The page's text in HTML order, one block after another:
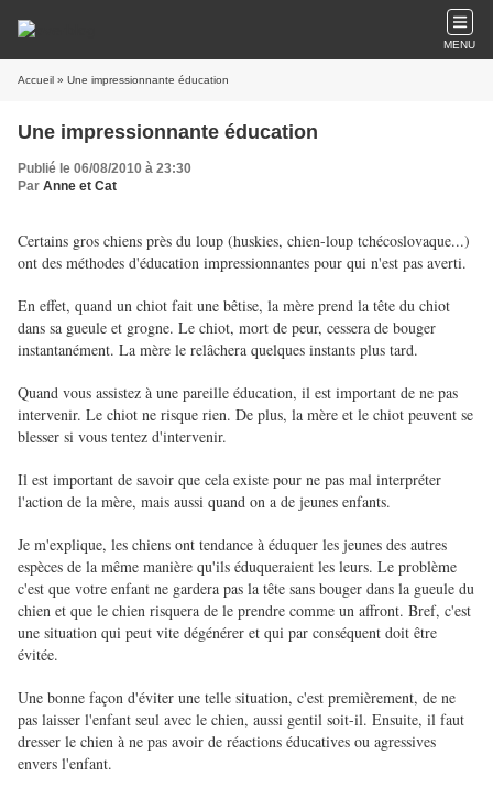
MENU
Accueil » Une impressionnante éducation
Une impressionnante éducation
Publié le 06/08/2010 à 23:30
Par Anne et Cat
Certains gros chiens près du loup (huskies, chien-loup tchécoslovaque...)
ont des méthodes d'éducation impressionnantes pour qui n'est pas averti.
En effet, quand un chiot fait une bêtise, la mère prend la tête du chiot
dans sa gueule et grogne. Le chiot, mort de peur, cessera de bouger
instantanément. La mère le relâchera quelques instants plus tard.
Quand vous assistez à une pareille éducation, il est important de ne pas
intervenir. Le chiot ne risque rien. De plus, la mère et le chiot peuvent se
blesser si vous tentez d'intervenir.
Il est important de savoir que cela existe pour ne pas mal interpréter
l'action de la mère, mais aussi quand on a de jeunes enfants.
Je m'explique, les chiens ont tendance à éduquer les jeunes des autres
espèces de la même manière qu'ils éduqueraient les leurs. Le problème
c'est que votre enfant ne gardera pas la tête sans bouger dans la gueule du
chien et que le chien risquera de le prendre comme un affront. Bref, c'est
une situation qui peut vite dégénérer et qui par conséquent doit être
évitée.
Une bonne façon d'éviter une telle situation, c'est premièrement, de ne
pas laisser l'enfant seul avec le chien, aussi gentil soit-il. Ensuite, il faut
dresser le chien à ne pas avoir de réactions éducatives ou agressives
envers l'enfant.